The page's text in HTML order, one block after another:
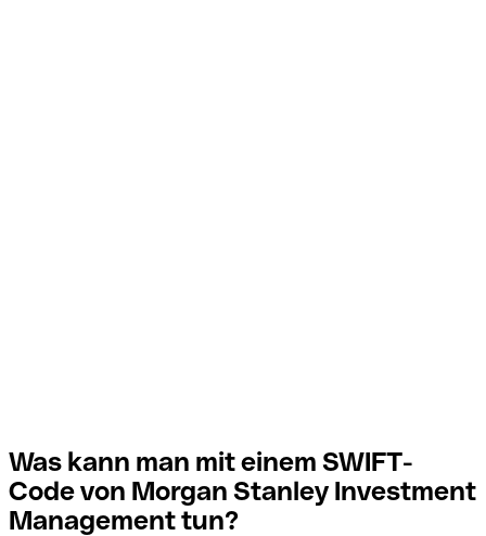
Was kann man mit einem SWIFT-
Code von Morgan Stanley Investment
Management tun?